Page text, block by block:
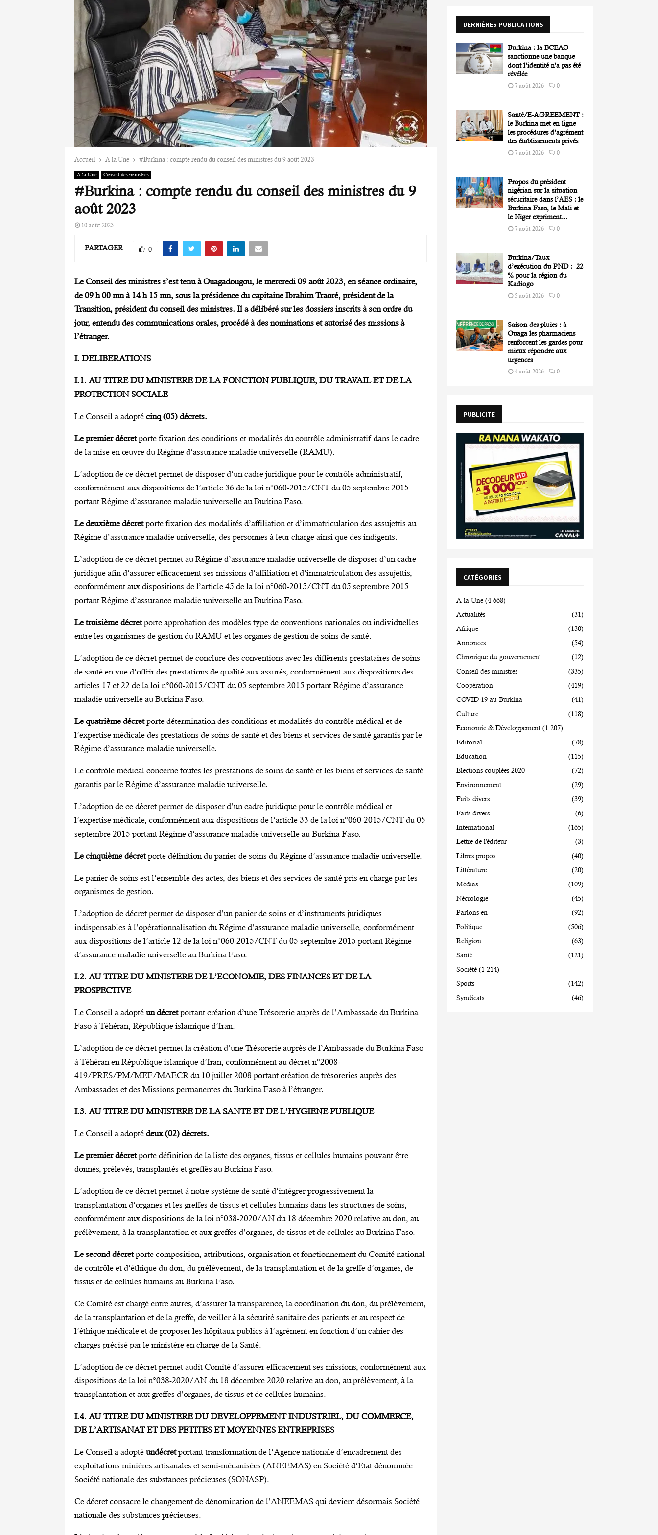
Accueil A la Une #Burkina : compte rendu du conseil des ministres du 9 août 2023
A la Une Conseil des ministres
#Burkina : compte rendu du conseil des ministres du 9
août 2023
10 août 2023
PARTAGER 0
Le Conseil des ministres s’est tenu à Ouagadougou, le mercredi 09 août 2023, en séance ordinaire,
de 09 h 00 mn à 14 h 15 mn, sous la présidence du capitaine Ibrahim Traoré, président de la
Transition, président du conseil des ministres. Il a délibéré sur les dossiers inscrits à son ordre du
jour, entendu des communications orales, procédé à des nominations et autorisé des missions à
l’étranger.
I. DELIBERATIONS
I.1. AU TITRE DU MINISTERE DE LA FONCTION PUBLIQUE, DU TRAVAIL ET DE LA
PROTECTION SOCIALE
Le Conseil a adopté cinq (05) décrets.
Le premier décretporte fixation des conditions et modalités du contrôle administratif dans le cadre
de la mise en œuvre du Régime d’assurance maladie universelle (RAMU).
L’adoption de ce décret permet de disposer d’un cadre juridique pour le contrôle administratif,
conformément aux dispositions de l’article 36 de la loi n°060-2015/CNT du 05 septembre 2015
portant Régime d’assurance maladie universelle au Burkina Faso.
Le deuxième décretporte fixation des modalités d’affiliation et d’immatriculation des assujettis au
Régime d’assurance maladie universelle, des personnes à leur charge ainsi que des indigents.
L’adoption de ce décret permet au Régime d’assurance maladie universelle de disposer d’un cadre
juridique afin d’assurer efficacement ses missions d’affiliation et d’immatriculation des assujettis,
conformément aux dispositions de l’article 45 de la loi n°060-2015/CNT du 05 septembre 2015
portant Régime d’assurance maladie universelle au Burkina Faso.
Le troisième décretporte approbation des modèles type de conventions nationales ou individuelles
entre les organismes de gestion du RAMU et les organes de gestion de soins de santé.
L’adoption de ce décret permet de conclure des conventions avec les différents prestataires de soins
de santé en vue d’offrir des prestations de qualité aux assurés, conformément aux dispositions des
articles 17 et 22 de la loi n°060-2015/CNT du 05 septembre 2015 portant Régime d’assurance
maladie universelle au Burkina Faso.
Le quatrième décretporte détermination des conditions et modalités du contrôle médical et de
l’expertise médicale des prestations de soins de santé et des biens et services de santé garantis par le
Régime d’assurance maladie universelle.
Le contrôle médical concerne toutes les prestations de soins de santé et les biens et services de santé
garantis par le Régime d’assurance maladie universelle.
L’adoption de ce décret permet de disposer d’un cadre juridique pour le contrôle médical et
l’expertise médicale, conformément aux dispositions de l’article 33 de la loi n°060-2015/CNT du 05
septembre 2015 portant Régime d’assurance maladie universelle au Burkina Faso.
Le cinquième décretporte définition du panier de soins du Régime d’assurance maladie universelle.
Le panier de soins est l’ensemble des actes, des biens et des services de santé pris en charge par les
organismes de gestion.
L’adoption de décret permet de disposer d’un panier de soins et d’instruments juridiques
indispensables à l’opérationnalisation du Régime d’assurance maladie universelle, conformément
aux dispositions de l’article 12 de la loi n°060-2015/CNT du 05 septembre 2015 portant Régime
d’assurance maladie universelle au Burkina Faso.
I.2. AU TITRE DU MINISTERE DE L’ECONOMIE, DES FINANCES ET DE LA
PROSPECTIVE
Le Conseil a adopté un décretportant création d’une Trésorerie auprès de l’Ambassade du Burkina
Faso à Téhéran, République islamique d’Iran.
L’adoption de ce décret permet la création d’une Trésorerie auprès de l’Ambassade du Burkina Faso
à Téhéran en République islamique d’Iran, conformément au décret n°2008-
419/PRES/PM/MEF/MAECR du 10 juillet 2008 portant création de trésoreries auprès des
Ambassades et des Missions permanentes du Burkina Faso à l’étranger.
I.3. AU TITRE DU MINISTERE DE LA SANTE ET DE L’HYGIENE PUBLIQUE
Le Conseil a adopté deux (02) décrets.
Le premier décretporte définition de la liste des organes, tissus et cellules humains pouvant être
donnés, prélevés, transplantés et greffés au Burkina Faso.
L’adoption de ce décret permet à notre système de santé d’intégrer progressivement la
transplantation d’organes et les greffes de tissus et cellules humains dans les structures de soins,
conformément aux dispositions de la loi n°038-2020/AN du 18 décembre 2020 relative au don, au
prélèvement, à la transplantation et aux greffes d’organes, de tissus et de cellules au Burkina Faso.
Le second décretporte composition, attributions, organisation et fonctionnement du Comité national
de contrôle et d’éthique du don, du prélèvement, de la transplantation et de la greffe d’organes, de
tissus et de cellules humains au Burkina Faso.
Ce Comité est chargé entre autres, d’assurer la transparence, la coordination du don, du prélèvement,
de la transplantation et de la greffe, de veiller à la sécurité sanitaire des patients et au respect de
l’éthique médicale et de proposer les hôpitaux publics à l’agrément en fonction d’un cahier des
charges précisé par le ministère en charge de la Santé.
L’adoption de ce décret permet audit Comité d’assurer efficacement ses missions, conformément aux
dispositions de la loi n°038-2020/AN du 18 décembre 2020 relative au don, au prélèvement, à la
transplantation et aux greffes d’organes, de tissus et de cellules humains.
I.4. AU TITRE DU MINISTERE DU DEVELOPPEMENT INDUSTRIEL, DU COMMERCE,
DE L’ARTISANAT ET DES PETITES ET MOYENNES ENTREPRISES
Le Conseil a adopté undécretportant transformation de l’Agence nationale d’encadrement des
exploitations minières artisanales et semi-mécanisées (ANEEMAS) en Société d’Etat dénommée
Société nationale des substances précieuses (SONASP).
Ce décret consacre le changement de dénomination de l’ANEEMAS qui devient désormais Société
nationale des substances précieuses.
r
H
DERNIÈRES PUBLICATIONS
Burkina : la BCEAO
sanctionne une banque
dont l’identité n’a pas été
révélée
7 août 2026 0
Santé/E-AGREEMENT :
le Burkina met en ligne
les procédures d’agrément
des établissements privés
7 août 2026 0
Propos du président
nigérian sur la situation
sécuritaire dans l’AES : le
Burkina Faso, le Mali et
le Niger expriment...
7 août 2026 0
Burkina/Taux
d’exécution du PND : 22
% pour la région du
Kadiogo
5 août 2026 0
Saison des pluies : à
Ouaga les pharmaciens
renforcent les gardes pour
mieux répondre aux
urgences
4 août 2026 0
PUBLICITE
CATÉGORIES
A la Une (4 668)
Actualités
(31)
Afrique
(130)
Annonces
(54)
Chronique du gouvernement
(12)
Conseil des ministres
(335)
Coopération
(419)
COVID-19 au Burkina
(41)
Culture
(118)
Economie & Développement (1 207)
Editorial
(78)
Education
(115)
Elections couplées 2020
(72)
Environnement
(29)
Faits divers
(39)
Faits divers
(6)
International
(165)
Lettre de l'éditeur
(3)
Libres propos
(40)
Littérature
(20)
Médias
(109)
Nécrologie
(45)
Parlons-en
(92)
Politique
(506)
Religion
(63)
Santé
(121)
Société (1 214)
Sports
(142)
Syndicats
(46)